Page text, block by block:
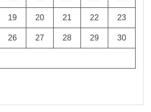
19 20 21 22 23
26 27 28 29 30